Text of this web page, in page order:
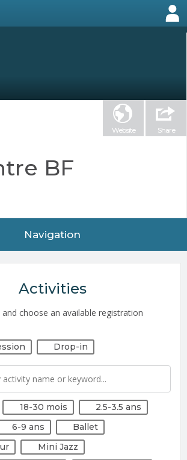
Website Share
BF
Navigation
Activities
choose an available registration
Drop-in
18-30 mois
2.5-3.5 ans
6-9 ans
Ballet
Mini Jazz